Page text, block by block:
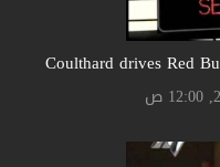
Coulthard drives Red